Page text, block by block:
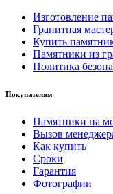
Изготовление
Гранитная
Купить
Памятники из
Политика
Покупателям
Памятники на
Вызов
Как купить
Сроки
Гарантия
Фотографии